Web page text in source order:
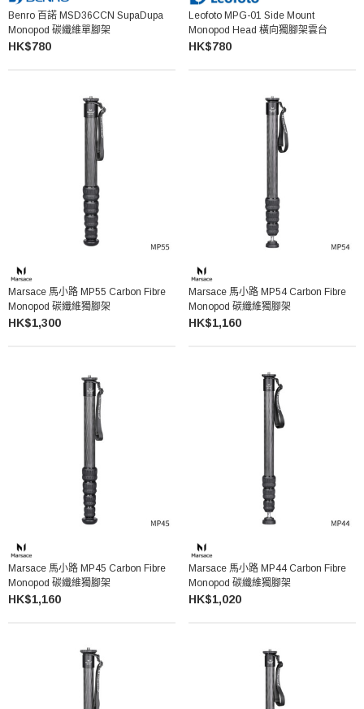
Benro 百諾 MSD36CCN SupaDupa
Monopod 碳纖維單腳架
HK$780
Leofoto MPG-01 Side Mount
Monopod Head 橫向獨腳架雲台
HK$780
Marsace 馬小路 MP55 Carbon Fibre
Monopod 碳纖維獨腳架
HK$1,300
Marsace 馬小路 MP54 Carbon Fibre
Monopod 碳纖維獨腳架
HK$1,160
Marsace 馬小路 MP45 Carbon Fibre
Monopod 碳纖維獨腳架
HK$1,160
Marsace 馬小路 MP44 Carbon Fibre
Monopod 碳纖維獨腳架
HK$1,020